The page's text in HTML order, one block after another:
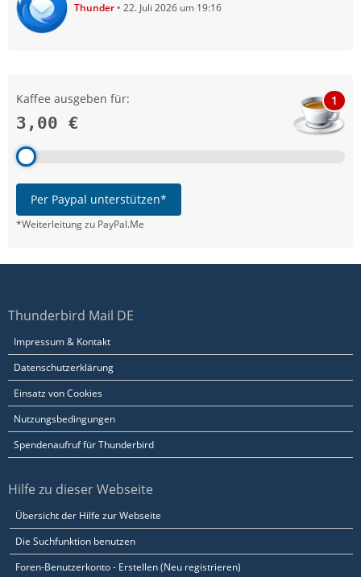
Thunder 22. Juli 2026 um 19:16
Kaffee ausgeben für:
3,00 €
1
Per Paypal unterstützen*
*Weiterleitung zu PayPal.Me
Thunderbird Mail DE
Impressum & Kontakt
Datenschutzerklärung
Einsatz von Cookies
Nutzungsbedingungen
Spendenaufruf für Thunderbird
Hilfe zu dieser Webseite
Übersicht der Hilfe zur Webseite
Die Suchfunktion benutzen
Foren-Benutzerkonto - Erstellen (Neu registrieren)